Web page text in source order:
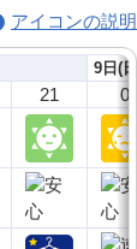
アイコンの説明
21
9日(日)
0